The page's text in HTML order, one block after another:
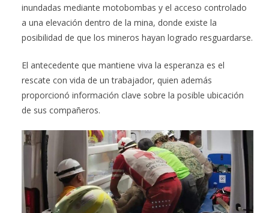
inundadas mediante motobombas y el acceso controlado
a una elevación dentro de la mina, donde existe la
posibilidad de que los mineros hayan logrado resguardarse.
El antecedente que mantiene viva la esperanza es el
rescate con vida de un trabajador, quien además
proporcionó información clave sobre la posible ubicación
de sus compañeros.